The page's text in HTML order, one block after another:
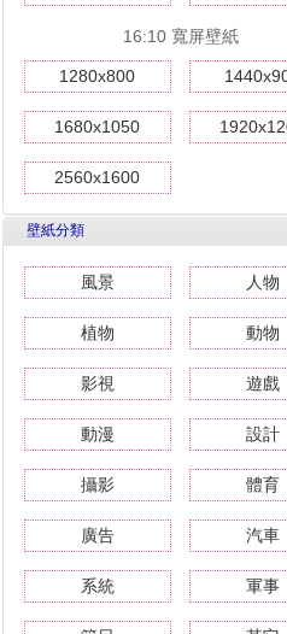
16:10 寬屏壁紙
1280x800
1680x1050
2560x1600
壁紙分類
風景 人物
植物 動物
影視 遊戲
動漫 設計
攝影 體育
廣告 汽車
系統 軍事